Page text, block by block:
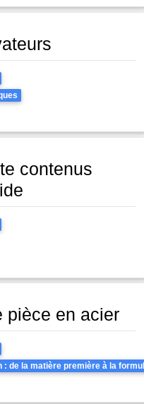
contenus
pièce en acier
de la matière première à la